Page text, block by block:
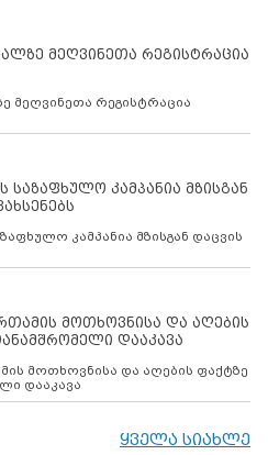
მეღვინეთა რეგისტრაცია
მეღვინეთა რეგისტრაცია
საზაფხულო კამპანია მზისგან
კამპანია მზისგან დაცვის
მოთხოვნისა და აღების
დააკავა
დააკავა
ყველა სიახლე